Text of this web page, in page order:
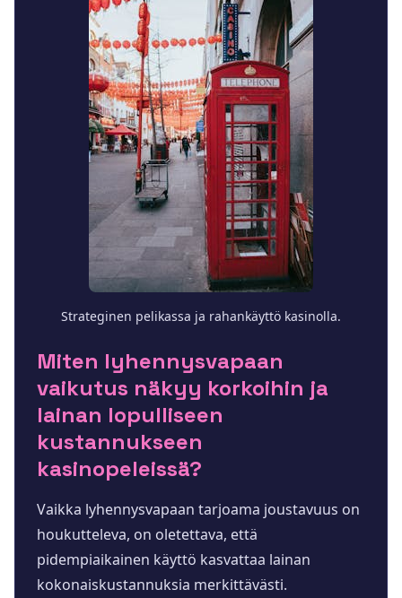
Strateginen pelikassa ja rahankäyttö kasinolla.
Miten lyhennysvapaan
vaikutus näkyy korkoihin ja
lainan lopulliseen
kustannukseen
kasinopeleissä?
Vaikka lyhennysvapaan tarjoama joustavuus on
houkutteleva, on oletettava, että
pidempiaikainen käyttö kasvattaa lainan
kokonaiskustannuksia merkittävästi.